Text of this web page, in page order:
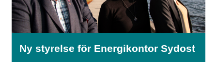
Ny styrelse för Energikontor Sydost